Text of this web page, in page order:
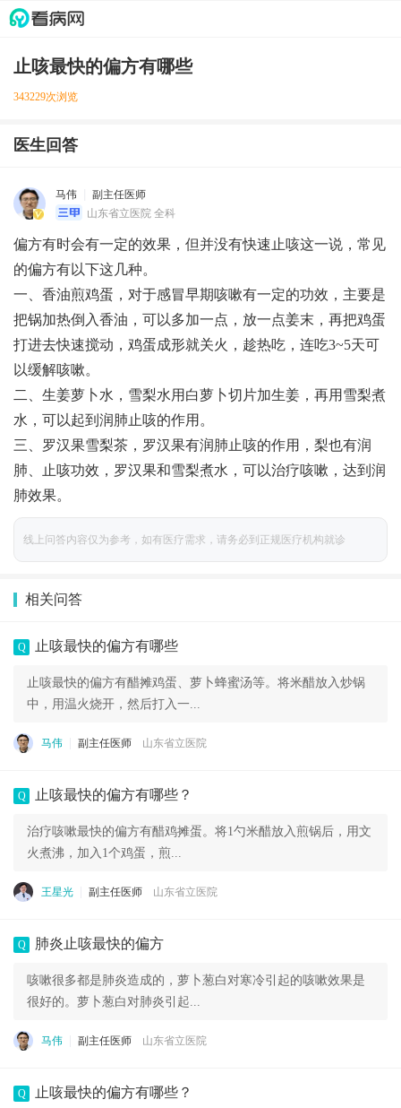
止咳最快的偏方有哪些
343229次浏览
医生回答
马伟
副主任医师
山东省立医院 全科
偏方有时会有一定的效果，但并没有快速止咳这一说，常见
的偏方有以下这几种。
一、香油煎鸡蛋，对于感冒早期咳嗽有一定的功效，主要是
把锅加热倒入香油，可以多加一点，放一点姜末，再把鸡蛋
打进去快速搅动，鸡蛋成形就关火，趁热吃，连吃3~5天可
以缓解咳嗽。
二、生姜萝卜水，雪梨水用白萝卜切片加生姜，再用雪梨煮
水，可以起到润肺止咳的作用。
三、罗汉果雪梨茶，罗汉果有润肺止咳的作用，梨也有润
肺、止咳功效，罗汉果和雪梨煮水，可以治疗咳嗽，达到润
肺效果。
线上问答内容仅为参考，如有医疗需求，请务必到正规医疗机构就诊
相关问答
Q 止咳最快的偏方有哪些
止咳最快的偏方有醋摊鸡蛋、萝卜蜂蜜汤等。将米醋放入炒锅
中，用温火烧开，然后打入一...
马伟 副主任医师 山东省立医院
Q 止咳最快的偏方有哪些？
治疗咳嗽最快的偏方有醋鸡摊蛋。将1勺米醋放入煎锅后，用文
火煮沸，加入1个鸡蛋，煎...
王星光 副主任医师 山东省立医院
Q 肺炎止咳最快的偏方
咳嗽很多都是肺炎造成的，萝卜葱白对寒冷引起的咳嗽效果是
很好的。萝卜葱白对肺炎引起...
马伟 副主任医师 山东省立医院
Q 止咳最快的偏方有哪些？